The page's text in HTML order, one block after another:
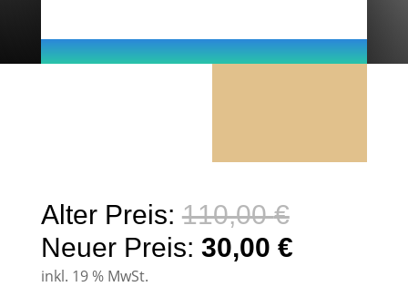
Alter Preis: 110,00€
Preis
Neuer Preis: 30,00 €Aktueller
inkl. 19 % MwSt.